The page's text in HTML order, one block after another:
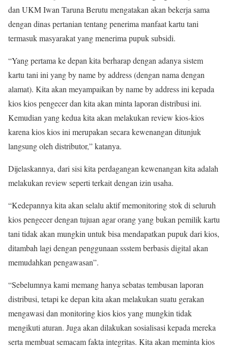
dan UKM Iwan Taruna Berutu mengatakan akan bekerja sama
dengan dinas pertanian tentang penerima manfaat kartu tani
termasuk masyarakat yang menerima pupuk subsidi.
“Yang pertama ke depan kita berharap dengan adanya sistem
kartu tani ini yang by name by address (dengan nama dengan
alamat). Kita akan meyampaikan by name by address ini kepada
kios kios pengecer dan kita akan minta laporan distribusi ini.
Kemudian yang kedua kita akan melakukan review kios-kios
karena kios kios ini merupakan secara kewenangan ditunjuk
langsung oleh distributor,” katanya.
Dijelaskannya, dari sisi kita perdagangan kewenangan kita adalah
melakukan review seperti terkait dengan izin usaha.
“Kedepannya kita akan selalu aktif memonitoring stok di seluruh
kios pengecer dengan tujuan agar orang yang bukan pemilik kartu
tani tidak akan mungkin untuk bisa mendapatkan pupuk dari kios,
ditambah lagi dengan penggunaan ssstem berbasis digital akan
memudahkan pengawasan”.
“Sebelumnya kami memang hanya sebatas tembusan laporan
distribusi, tetapi ke depan kita akan melakukan suatu gerakan
mengawasi dan monitoring kios kios yang mungkin tidak
mengikuti aturan. Juga akan dilakukan sosialisasi kepada mereka
serta membuat semacam fakta integritas. Kita akan meminta kios